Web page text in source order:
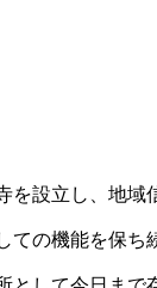
を設立し、地域
ての機能を保ち